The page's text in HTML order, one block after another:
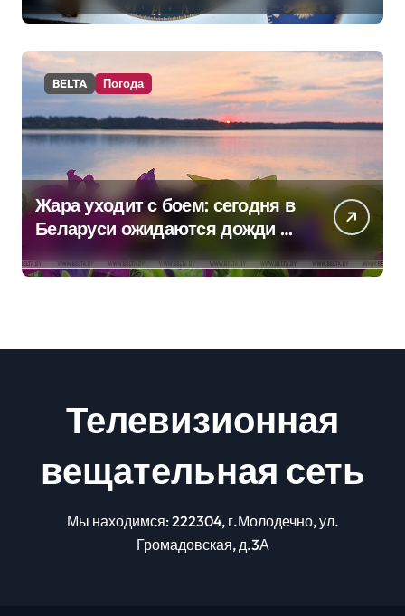
BELTA Погода
Жара уходит с боем: сегодня в
Беларуси ожидаются дожди и
грозы
Телевизионная
вещательная сеть
Мы находимся: 222304, г.Молодечно, ул.
Громадовская, д.3А